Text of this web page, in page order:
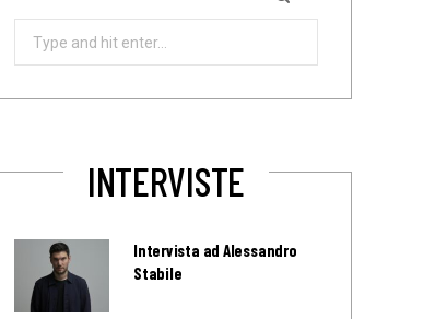
INTERVISTE
Intervista ad Alessandro
Stabile